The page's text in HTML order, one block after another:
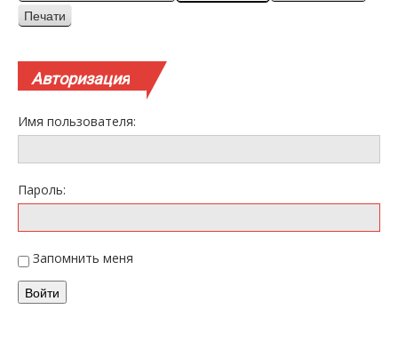
Просмотр
Печати
Авторизация
Имя пользователя:
Пароль:
Запомнить меня
Войти